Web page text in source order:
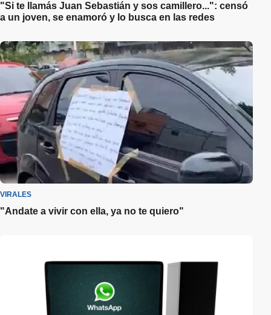
"Si te llamás Juan Sebastián y sos camillero...": censó
a un joven, se enamoró y lo busca en las redes
VIRALES
"Andate a vivir con ella, ya no te quiero"